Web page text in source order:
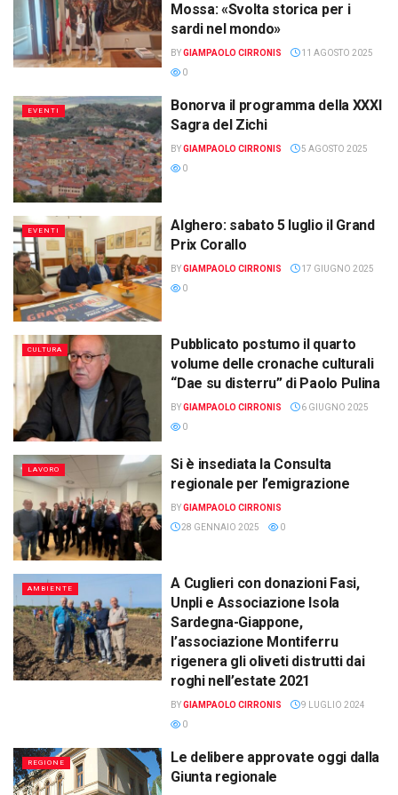
Mossa: «Svolta storica per i
sardi nel mondo»
BYGIAMPAOLO CIRRONIS
11 AGOSTO 2025
0
EVENTI
Bonorva il programma della XXXI
Sagra del Zichi
BYGIAMPAOLO CIRRONIS
5 AGOSTO 2025
0
EVENTI
Alghero: sabato 5 luglio il Grand
Prix Corallo
BYGIAMPAOLO CIRRONIS
17 GIUGNO 2025
0
CULTURA
Pubblicato postumo il quarto
volume delle cronache culturali
“Dae su disterru” di Paolo Pulina
BYGIAMPAOLO CIRRONIS
6 GIUGNO 2025
0
LAVORO
Si è insediata la Consulta
regionale per l’emigrazione
BYGIAMPAOLO CIRRONIS
28 GENNAIO 2025
0
AMBIENTE
A Cuglieri con donazioni Fasi,
Unpli e Associazione Isola
Sardegna-Giappone,
l’associazione Montiferru
rigenera gli oliveti distrutti dai
roghi nell’estate 2021
BYGIAMPAOLO CIRRONIS
9 LUGLIO 2024
0
REGIONE
Le delibere approvate oggi dalla
Giunta regionale